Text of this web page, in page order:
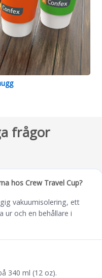
frågor
hos Crew Travel Cup?
vakuumisolering, ett
ur och en behållare i
340 ml (12 oz).